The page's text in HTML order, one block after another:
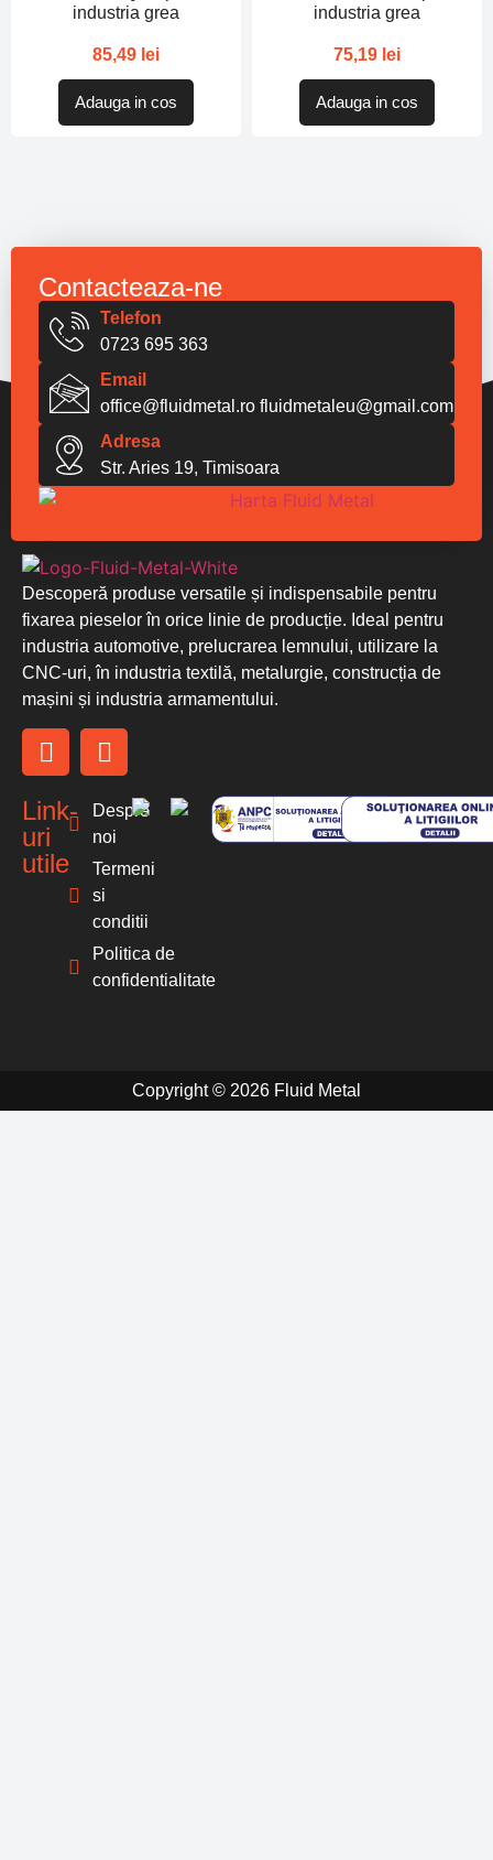
industria grea
85,49 lei
Adauga in cos
industria grea
75,19 lei
Adauga in cos
Descoperă produse versatile și indispensabile pentru
fixarea pieselor în orice linie de producție. Ideal pentru
industria automotive, prelucrarea lemnului, utilizare la
CNC-uri, în industria textilă, metalurgie, construcția de
mașini și industria armamentului.
Link-
uri
utile
Despre
noi
Termeni
si
conditii
Politica de
confidentialitate
Contacteaza-ne
Telefon
0723 695 363
Email
office@fluidmetal.ro fluidmetaleu@gmail.com
Adresa
Str. Aries 19, Timisoara
Copyright © 2026 Fluid Metal